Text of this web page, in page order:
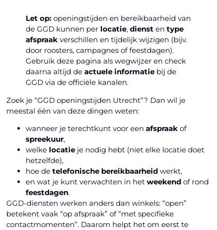
Let op: openingstijden en bereikbaarheid van
de GGD kunnen per locatie,dienst entype
afspraak verschillen en tijdelijk wijzigen (bijv.
door roosters, campagnes of feestdagen).
Gebruik deze pagina als wegwijzer en check
daarna altijd deactuele informatie bij de
GGD via de officiële kanalen.
Zoek je “GGD openingstijden Utrecht”? Dan wil je
meestal één van deze dingen weten:
wanneer je terechtkunt voor eenafspraak of
spreekuur,
welke locatie je nodig hebt (niet elke locatie doet
hetzelfde),
hoe detelefonische bereikbaarheid werkt,
en wat je kunt verwachten in hetweekend of rond
feestdagen.
GGD-diensten werken anders dan winkels: “open”
betekent vaak “op afspraak” of “met specifieke
contactmomenten”. Daarom helpt het om eerst te